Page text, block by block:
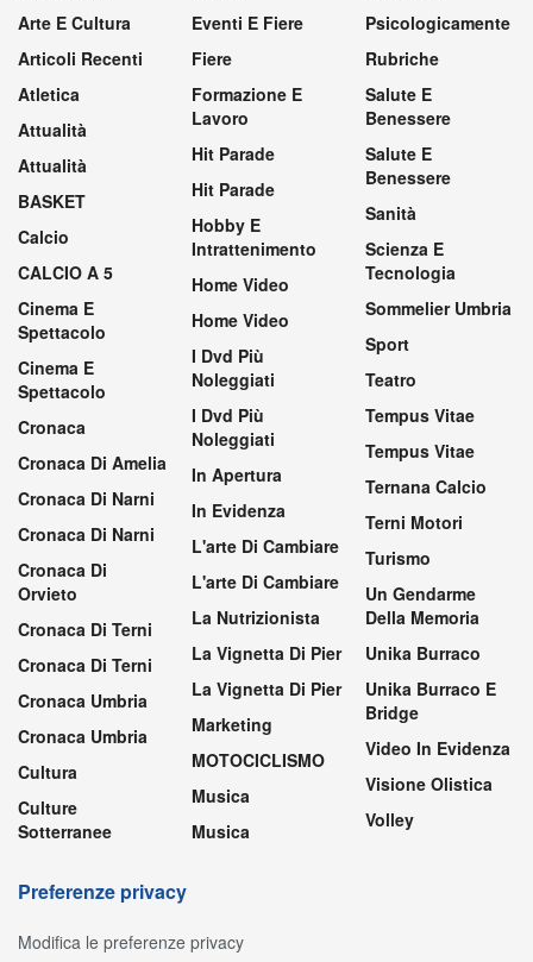
Arte E Cultura
Articoli Recenti
Atletica
Attualità
Attualità
BASKET
Calcio
CALCIO A 5
Cinema E
Spettacolo
Cinema E
Spettacolo
Cronaca
Cronaca Di Amelia
Cronaca Di Narni
Cronaca Di Narni
Cronaca Di
Orvieto
Cronaca Di Terni
Cronaca Di Terni
Cronaca Umbria
Cronaca Umbria
Cultura
Culture
Sotterranee
Eventi E Fiere
Fiere
Formazione E
Lavoro
Hit Parade
Hit Parade
Hobby E
Intrattenimento
Home Video
Home Video
I Dvd Più
Noleggiati
I Dvd Più
Noleggiati
In Apertura
In Evidenza
L'arte Di Cambiare
L'arte Di Cambiare
La Nutrizionista
La Vignetta Di Pier
La Vignetta Di Pier
Marketing
MOTOCICLISMO
Musica
Musica
Psicologicamente
Rubriche
Salute E
Benessere
Salute E
Benessere
Sanità
Scienza E
Tecnologia
Sommelier Umbria
Sport
Teatro
Tempus Vitae
Tempus Vitae
Ternana Calcio
Terni Motori
Turismo
Un Gendarme
Della Memoria
Unika Burraco
Unika Burraco E
Bridge
Video In Evidenza
Visione Olistica
Volley
Preferenze privacy
Modifica le preferenze privacy